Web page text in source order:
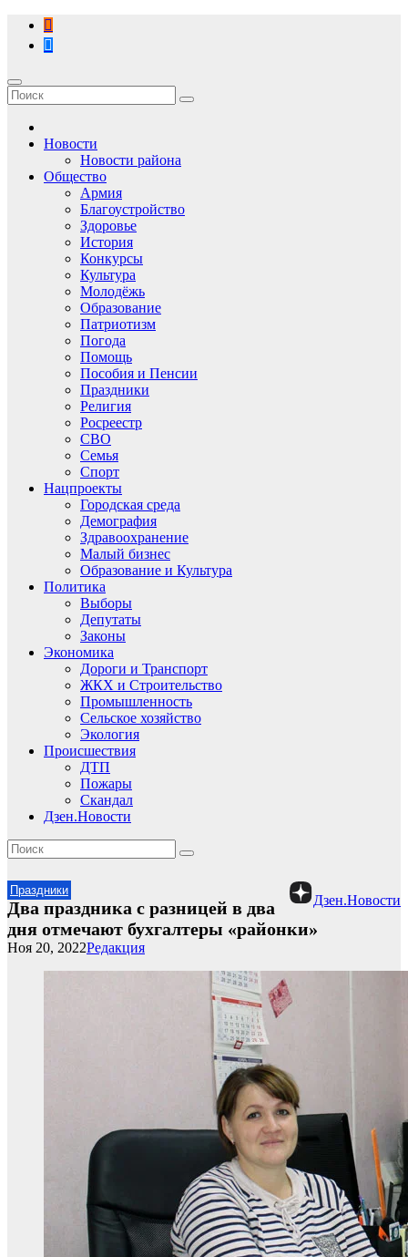
Перейти
содержимому
Новости
Новости района
Общество
Армия
Благоустройство
Здоровье
История
Конкурсы
Культура
Молодёжь
Образование
Патриотизм
Погода
Помощь
Пособия и Пенсии
Праздники
Религия
Росреестр
СВО
Семья
Спорт
Нацпроекты
Городская среда
Демография
Здравоохранение
Малый бизнес
Образование и Культура
Политика
Выборы
Депутаты
Законы
Экономика
Дороги и Транспорт
ЖКХ и Строительство
Промышленность
Сельское хозяйство
Экология
Происшествия
ДТП
Пожары
Скандал
Дзен.Новости
Праздники
Дзен.Новости
Два праздника с разницей в два
дня отмечают бухгалтеры «районки»
Редакция
Ноя 20, 2022